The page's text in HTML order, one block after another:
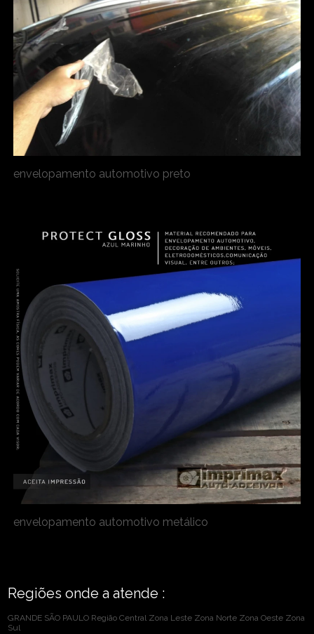
envelopamento automotivo preto
envelopamento automotivo metálico
Regiões onde a atende :
GRANDE SÃO PAULO Região Central Zona Leste Zona Norte Zona Oeste Zona
Sul